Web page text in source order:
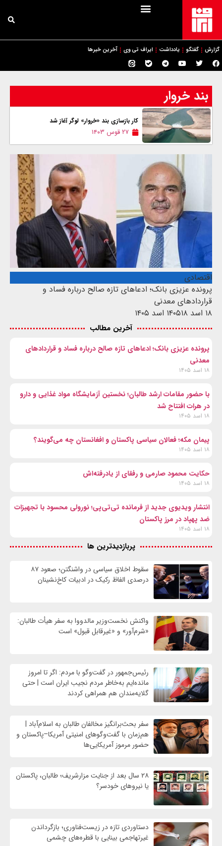
گزارش گفتگو یادداشت ایراف تی وی آخرین خبرها
بند خروار
کار بازسازی بند «خروار» لوگر آغاز شد
۲۷ قوس ۱۴۰۳
اقتصادی
پرونده عزیزی بانک؛ ادعاهای تازه صالح درباره فساد و
قراردادهای معدنی
۱۸ اسد ۱۴۰۵
۱۸ اسد ۱۴۰۵
آخرین مطالب
پرونده عزیزی بانک؛ ادعاهای تازه صالح درباره فساد و قراردادهای
معدنی
۱۸ اسد ۱۴۰۵
با حضور مقامات ارشد طالبان؛ نخستین آزمایشگاه مواد غذایی و دارو
در هرات افتتاح شد
۱۸ اسد ۱۴۰۵
پیمان مکه؛ فعالان سیاسی پاکستان و افغانستان چه می‌گویند؟
۱۸ اسد ۱۴۰۵
حکایت محمود صارمی و رفقای از یادرفته‌اش
۱۸ اسد ۱۴۰۵
انتشار ویدیوی جدید از فرمانده تی‌تی‌پی؛ نورولی محسود با تجهیزات
ضد پهپاد در مرز پاکستان
۱۸ اسد ۱۴۰۵
پربازدیدترین ها
سقوط اخلاق سیاسی در واشنگتن؛ صعود ۸۷
درصدی الفاظ رکیک در ادبیات کاخ‌نشینان
واکنش نخست‌وزیر مالدووا به سفر هیأت طالبان:
«شرم‌آور» و «غیرقابل قبول» است
رئیس‌جمهور در گفت‌وگو با مردم: اگر تا امروز
مانده‌ایم به‌خاطر مردم نجیب ایران است | حتی
گلایه‌مندان هم همراهی کردند
سفر بحث‌برانگیز مخالفان طالبان به اسلام‌آباد |
هم‌زمان با گفت‌وگوهای امنیتی آمریکا–پاکستان و
حضور مرموز آمریکایی‌ها
۲۸ سال بعد از جنایت مزارشریف؛ طالبان، پاکستان
یا نیروهای خودسر؟
دستاوردی تازه در زیست‌فناوری؛ بازگرداندن
غیرتهاجمی بینایی با قطره‌های چشمی